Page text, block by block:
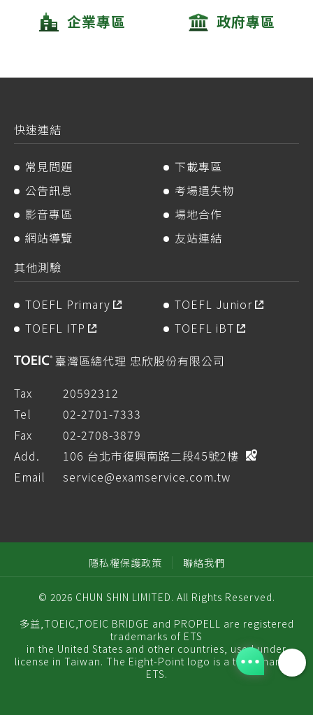
企業專區 政府專區
快速連結
常見問題
下載專區
公告訊息
考場遺失物
影音專區
場地合作
網站導覽
友站連結
其他測驗
TOEFL Primary
TOEFL Junior
TOEFL ITP
TOEFL iBT
臺灣區總代理 忠欣股份有限公司
Tax
20592312
Tel
02-2701-7333
Fax
02-2708-3879
Add.
106 台北市復興南路二段45號2樓
Email
service@examservice.com.tw
隱私權保護政策 聯絡我們
© 2026 CHUN SHIN LIMITED. All Rights Reserved.
多益,TOEIC,TOEIC BRIDGE and PROPELL are registered
trademarks of ETS
in the United States and other countries, used under
license in Taiwan. The Eight-Point logo is a trademark of
ETS.